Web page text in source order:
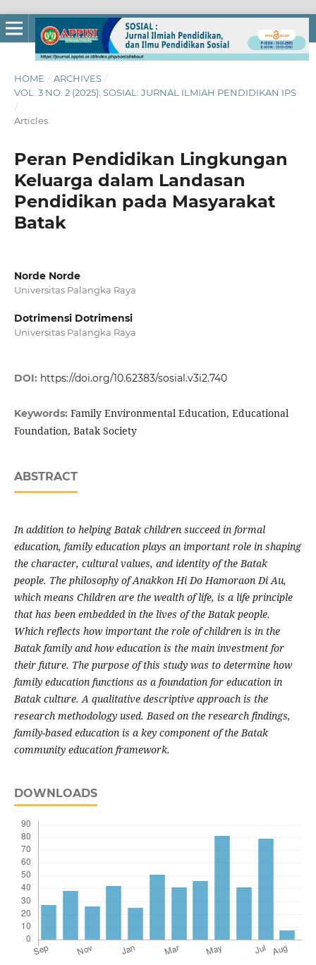
HOME / ARCHIVES /
VOL. 3 NO. 2 (2025): SOSIAL: JURNAL ILMIAH PENDIDIKAN IPS
/
Articles
Peran Pendidikan Lingkungan
Keluarga dalam Landasan
Pendidikan pada Masyarakat
Batak
Norde Norde
Universitas Palangka Raya
Dotrimensi Dotrimensi
Universitas Palangka Raya
DOI: https://doi.org/10.62383/sosial.v3i2.740
Keywords: Family Environmental Education, Educational
Foundation, Batak Society
ABSTRACT
In addition to helping Batak children succeed in formal
education, family education plays an important role in shaping
the character, cultural values, and identity of the Batak
people. The philosophy of Anakkon Hi Do Hamoraon Di Au,
which means Children are the wealth of life, is a life principle
that has been embedded in the lives of the Batak people.
Which reflects how important the role of children is in the
Batak family and how education is the main investment for
their future. The purpose of this study was to determine how
family education functions as a foundation for education in
Batak culture. A qualitative descriptive approach is the
research methodology used. Based on the research findings,
family-based education is a key component of the Batak
community education framework.
DOWNLOADS